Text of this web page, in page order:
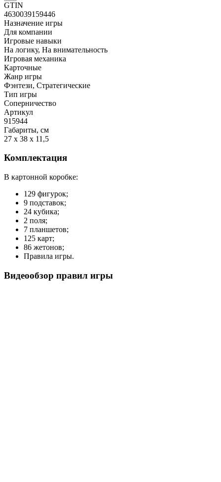
GTIN
4630039159446
Назначение игры
Для компании
Игровые навыки
На логику, На внимательность
Игровая механика
Карточные
Жанр игры
Фэнтези, Стратегические
Тип игры
Соперничество
Артикул
915944
Габариты, см
27 x 38 x 11,5
Комплектация
В картонной коробке:
129 фигурок;
9 подставок;
24 кубика;
2 поля;
7 планшетов;
125 карт;
86 жетонов;
Правила игры.
Видеообзор правил игры